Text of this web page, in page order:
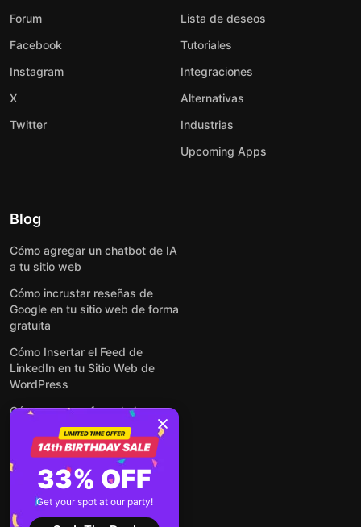
Forum
Facebook
Instagram
X
Twitter
Lista de deseos
Tutoriales
Integraciones
Alternativas
Industrias
Upcoming Apps
Blog
Cómo agregar un chatbot de IA
a tu sitio web
Cómo incrustar reseñas de
Google en tu sitio web de forma
gratuita
Cómo Insertar el Feed de
LinkedIn en tu Sitio Web de
WordPress
Cómo crear un formulario para
WordPress: de manera simple y
rápida
Cómo incrustar formularios en
cualquier sitio web en línea y
gratis
33% OFF
Get your spot at our party!